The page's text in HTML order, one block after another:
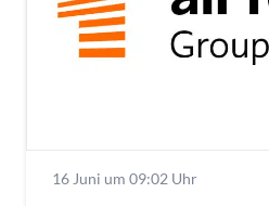
16 Juni um 09:02 Uhr